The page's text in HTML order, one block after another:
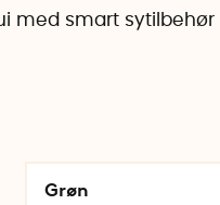
med smart sytilbehør
Grøn